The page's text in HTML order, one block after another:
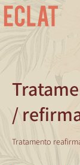
/
Tratamento